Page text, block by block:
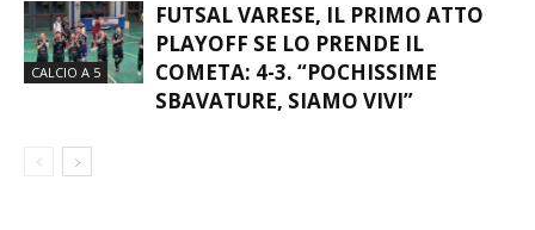
CALCIO A 5
FUTSAL VARESE, IL PRIMO ATTO
PLAYOFF SE LO PRENDE IL
COMETA: 4-3. “POCHISSIME
SBAVATURE, SIAMO VIVI”